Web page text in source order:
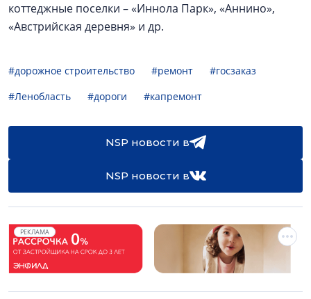
коттеджные поселки – «Иннола Парк», «Аннино»,
«Австрийская деревня» и др.
#дорожное строительство #ремонт
#госзаказ
#Ленобласть
#дороги #капремонт
NSP новости в
NSP новости в
РЕКЛАМА